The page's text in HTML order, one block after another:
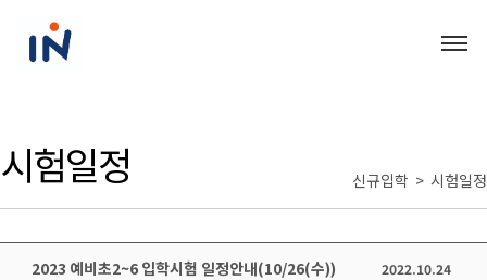
시험일정 신규입학 > 시험일정
2023 예비초2~6 입학시험 일정안내(10/26(수)) 2022.10.24